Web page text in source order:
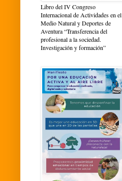
Libro del IV Congreso
Internacional de Actividades en el
Medio Natural y Deportes de
Aventura “Transferencia del
profesional a la sociedad.
Investigación y formación”